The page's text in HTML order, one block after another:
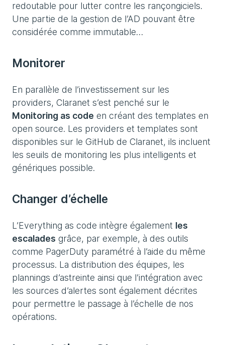
redoutable pour lutter contre les rançongiciels.
Une partie de la gestion de l’AD pouvant être
considérée comme immutable…
Monitorer
En parallèle de l’investissement sur les
providers, Claranet s’est penché sur le
Monitoring as code en créant des templates en
open source. Les providers et templates sont
disponibles sur le GitHub de Claranet, ils incluent
les seuils de monitoring les plus intelligents et
génériques possible.
Changer d’échelle
L’Everything as code intègre également les
escalades grâce, par exemple, à des outils
comme PagerDuty paramétré à l’aide du même
processus. La distribution des équipes, les
plannings d’astreinte ainsi que l’intégration avec
les sources d’alertes sont également décrites
pour permettre le passage à l’échelle de nos
opérations.